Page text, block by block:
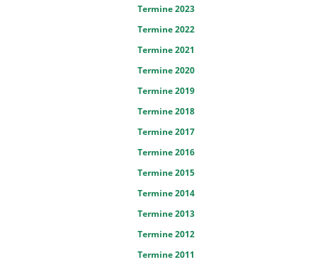
Termine 2023
Termine 2022
Termine 2021
Termine 2020
Termine 2019
Termine 2018
Termine 2017
Termine 2016
Termine 2015
Termine 2014
Termine 2013
Termine 2012
Termine 2011